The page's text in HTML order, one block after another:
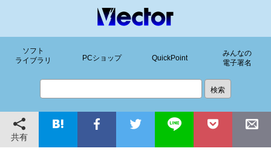
ソフト
ライブラリ
PCショップ QuickPoint
みんなの
電子署名
共有